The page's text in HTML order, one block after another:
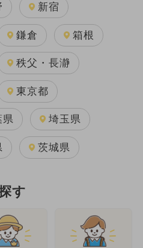
新宿
鎌倉 箱根
秩父・長瀞
東京都
県 埼玉県
茨城県
す